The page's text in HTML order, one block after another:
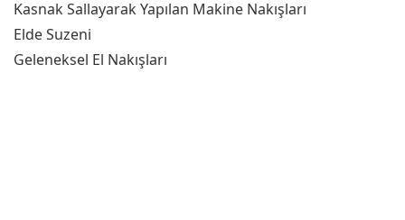
Kasnak Sallayarak Yapılan Makine Nakışları
Elde Suzeni
Geleneksel El Nakışları